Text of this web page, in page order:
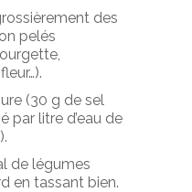
des
pelés
(30 g de sel
par litre d’eau de
de légumes
en tassant bien.